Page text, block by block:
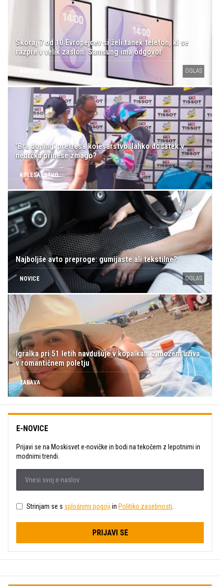
Skoraj 7 od 10 Evropejcev si želi tanek telefon, ki se
razpre v velik zaslon: Samsung ima odgovor
OGLAS
'Bra doping' pretresa kolesarstvo: lahko dodatek v
nedrčku prinese zmago?
KOLESARSTVO
Najboljše avto preproge: gumijaste ali tekstilne?
NOVICE OGLAS
Igralka pri 51 letih navdušuje v kopalkah: z možem uživa
v romantičnem poletju
ZABAVA
E-NOVICE
Prijavi se na Moskisvet e-novičke in bodi na tekočem z lepotnimi in
modnimi trendi.
Strinjam se s splošnimi pogoji in Politiko zasebnosti
PRIJAVI SE